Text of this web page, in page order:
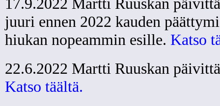
juuri ennen 2022 kauden
hiukan nopeammin esille. Katso
22.6.2022 Martti Ruuskan
Katso täältä.